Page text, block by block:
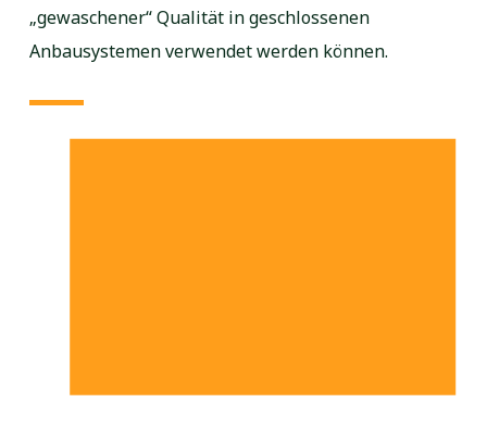
„gewaschener“ Qualität in geschlossenen
Anbausystemen verwendet werden können.